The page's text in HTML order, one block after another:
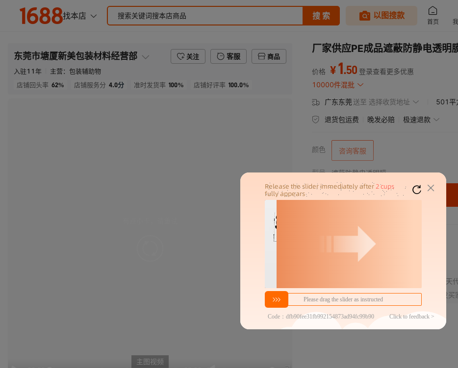
东莞市塘厦新美包装材料经营部 关注 客服
商品
入驻11年 主营： 包装辅助物
店铺回头率 62% 店铺服务分 4.0分 准时发货率 100% 店铺好评率 100.0%
主图视频
厂家供应PE成品遮蔽防静电透明
价格 ¥1.50 登录查看更多优惠
10000件混批
广东东莞 送至 选择收货地址 501平
退货包运费 晚发必赔 极速退款
颜色 咨询客服
型号 遮蔽防静电透明膜
近7天
代发品质达标率
100.00% 代发